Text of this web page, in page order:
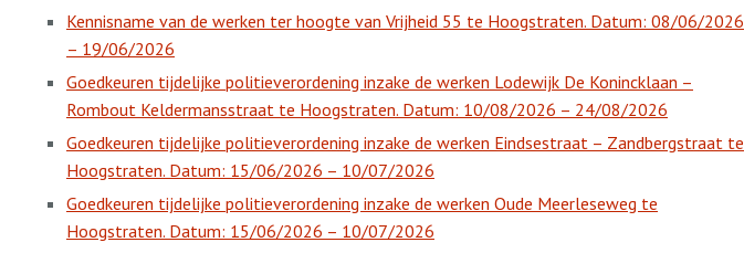
Kennisname van de werken ter hoogte van Vrijheid 55 te Hoogstraten. Datum: 08/06/2026
– 19/06/2026
Goedkeuren tijdelijke politieverordening inzake de werken Lodewijk De Konincklaan –
Rombout Keldermansstraat te Hoogstraten. Datum: 10/08/2026 – 24/08/2026
Goedkeuren tijdelijke politieverordening inzake de werken Eindsestraat – Zandbergstraat te
Hoogstraten. Datum: 15/06/2026 – 10/07/2026
Goedkeuren tijdelijke politieverordening inzake de werken Oude Meerleseweg te
Hoogstraten. Datum: 15/06/2026 – 10/07/2026